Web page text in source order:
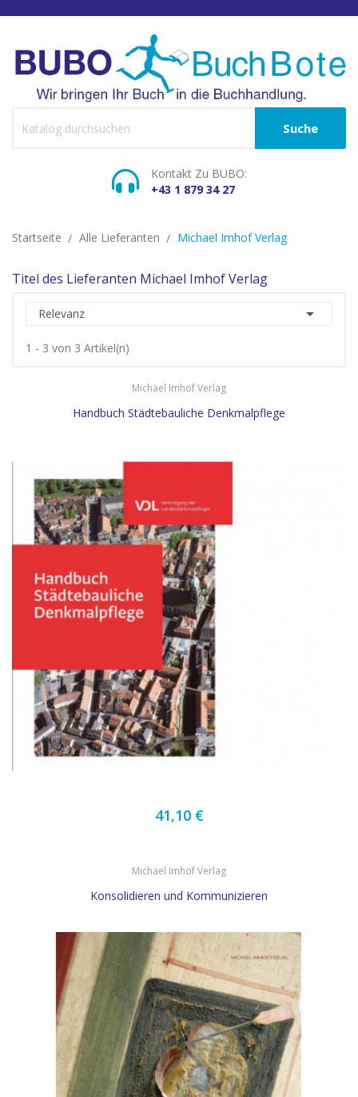
Suche
Kontakt Zu BUBO:
+43 1 879 34 27
Startseite Alle Lieferanten Michael Imhof Verlag
Titel des Lieferanten Michael Imhof Verlag
Relevanz 
1 - 3 von 3 Artikel(n)
Michael Imhof Verlag
Handbuch Städtebauliche Denkmalpflege
41,10 €
Michael Imhof Verlag
Konsolidieren und Kommunizieren